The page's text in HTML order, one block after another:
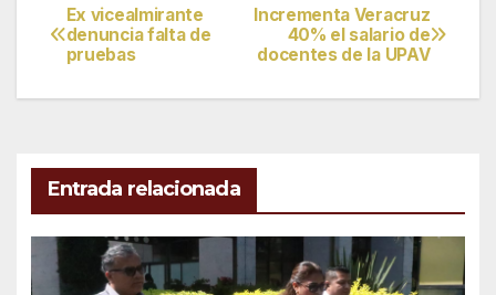
Navegación
de
Incrementa Veracruz
40% el salario de
docentes de la UPAV
Ex vicealmirante
denuncia falta de
pruebas
Entrada relacionada